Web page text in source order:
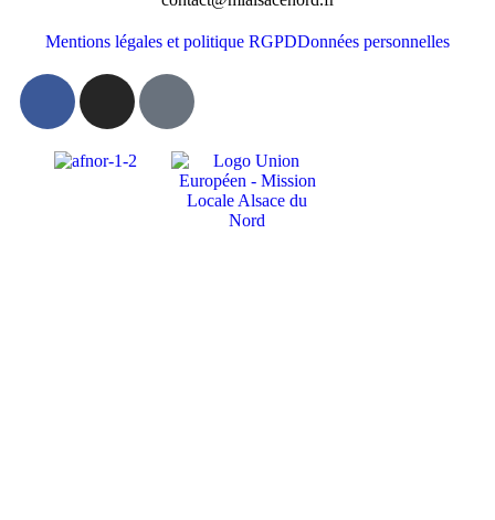
Mentions légales et politique RGPDDonnées personnelles